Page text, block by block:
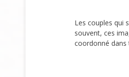
Les couples qui
souvent, ces
coordonné dans